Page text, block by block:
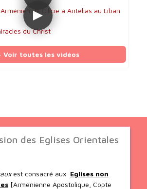
de Cilicie à Antélias au Liban
du Christ
Voir toutes les vidéos
des Eglises Orientales
est consacré aux Eglises non
[Arménienne Apostolique, Copte